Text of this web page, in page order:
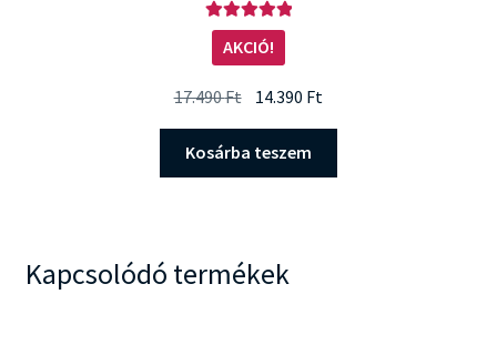
Értékelés:
5.00/ 5
AKCIÓ!
17.490Ft Original
was:
17.490 Ft.
14.390 Ft
14.390 Ft.
Kosárba teszem
Kapcsolódó termékek